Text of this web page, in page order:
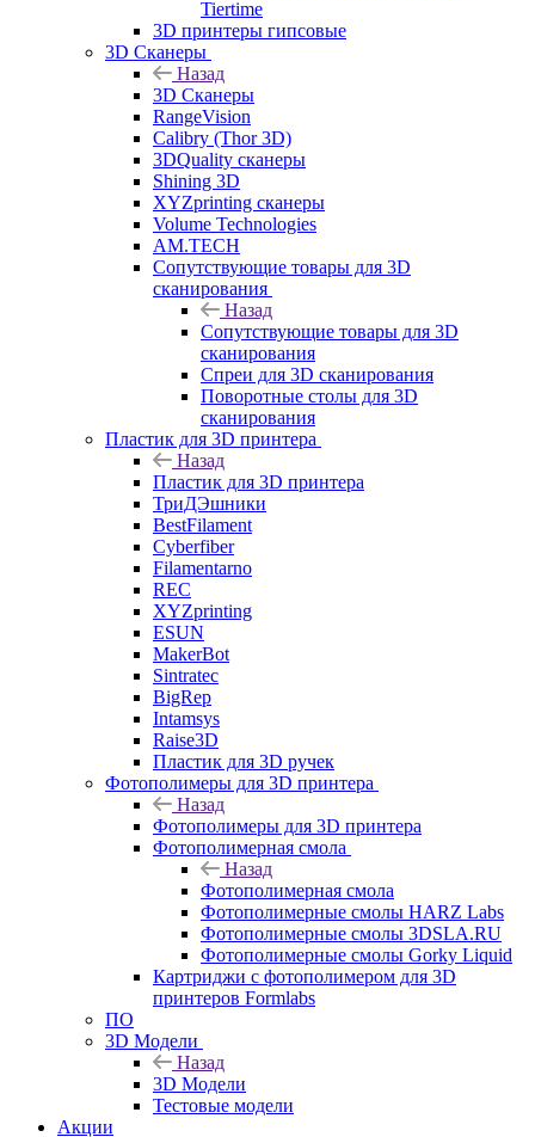
Tiertime
3D принтеры гипсовые
3D Сканеры
Назад
3D Сканеры
RangeVision
Calibry (Thor 3D)
3DQuality сканеры
Shining 3D
XYZprinting сканеры
Volume Technologies
AM.TECH
Сопутствующие товары для 3D
сканирования
Назад
Сопутствующие товары для 3D
сканирования
Спреи для 3D сканирования
Поворотные столы для 3D
сканирования
Пластик для 3D принтера
Назад
Пластик для 3D принтера
ТриДЭшники
BestFilament
Cyberfiber
Filamentarno
REC
XYZprinting
ESUN
MakerBot
Sintratec
BigRep
Intamsys
Raise3D
Пластик для 3D ручек
Фотополимеры для 3D принтера
Назад
Фотополимеры для 3D принтера
Фотополимерная смола
Назад
Фотополимерная смола
Фотополимерные смолы HARZ Labs
Фотополимерные смолы 3DSLA.RU
Фотополимерные смолы Gorky Liquid
Картриджи с фотополимером для 3D
принтеров Formlabs
ПО
3D Модели
Назад
3D Модели
Тестовые модели
Акции